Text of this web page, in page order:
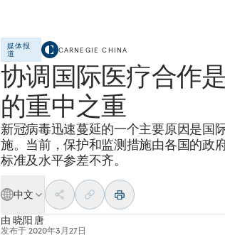
媒体报
道
CARNEGIE CHINA
协调国际医疗合作
的重中之重
新冠病毒迅速蔓延的一个主要原因是国
施。当前，保护和监测措施由各国的政
标准及水平参差不齐。
中文
由 晓阳 唐
发布于 2020年3月27日